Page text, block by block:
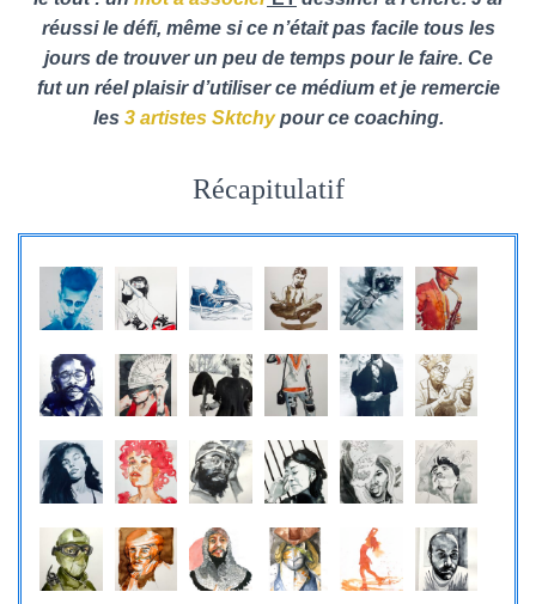
G
A
O
réussi le défi, même si ce n’était pas facile tous les
jours de trouver un peu de temps pour le faire. Ce
fut un réel plaisir d’utiliser ce médium et je remercie
les 3 artistes Sktchypour ce coaching.
Récapitulatif